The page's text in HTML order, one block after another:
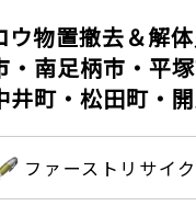
ウ物置撤去＆
南足柄市・平
町・松田町・
ファーストリサイ